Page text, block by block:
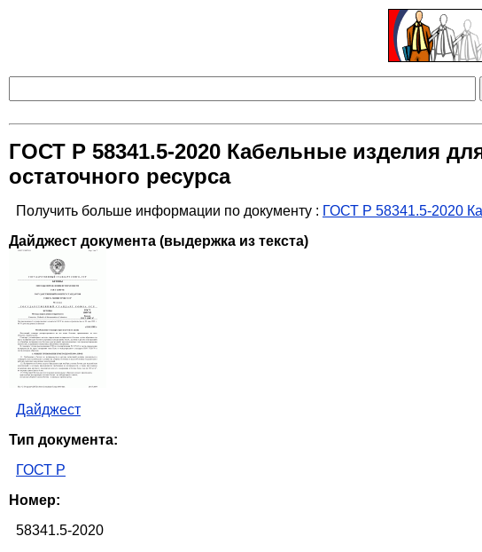
ГОСТ Р 58341.5-2020 Кабельные изделия
остаточного ресурса
Получить больше информации по документу : ГОСТ Р 58341.5-2020
Дайджест документа (выдержка из текста)
Дайджест
Тип документа:
ГОСТ Р
Номер:
58341.5-2020